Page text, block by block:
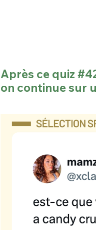
Après ce quiz
on continue sur